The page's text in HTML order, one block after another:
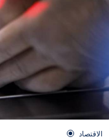
الاقتصاد